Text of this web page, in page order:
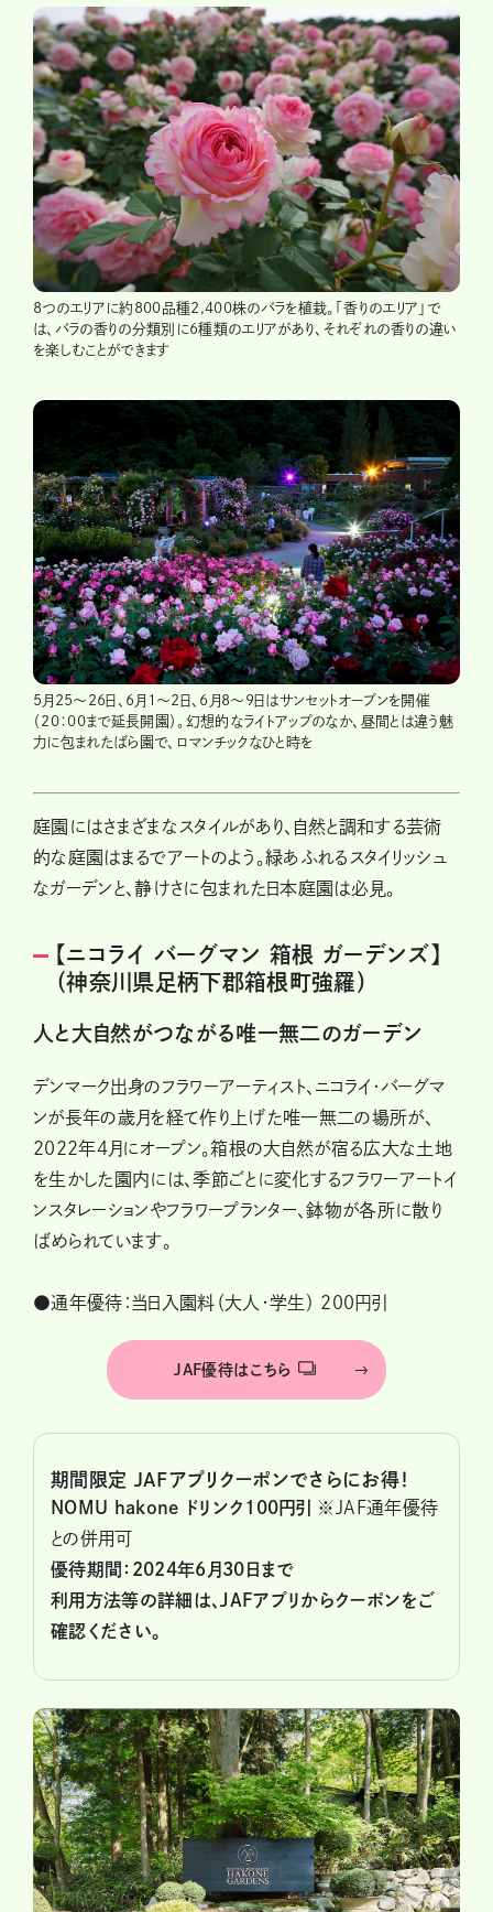
8つのエリアに約800品種2,400株のバラを植栽。「香りのエリア」で
は、バラの香りの分類別に6種類のエリアがあり、それぞれの香りの違い
を楽しむことができます
5月25～26日、6月1～2日、6月8～9日はサンセットオープンを開催
（20：00まで延長開園）。幻想的なライトアップのなか、昼間とは違う魅
力に包まれたばら園で、ロマンチックなひと時を
庭園にはさまざまなスタイルがあり、自然と調和する芸術
的な庭園はまるでアートのよう。緑あふれるスタイリッシュ
なガーデンと、静けさに包まれた日本庭園は必見。
【ニコライ バーグマン 箱根 ガーデンズ】
（神奈川県足柄下郡箱根町強羅）
人と大自然がつながる唯一無二のガーデン
デンマーク出身のフラワーアーティスト、ニコライ・バーグマ
ンが長年の歳月を経て作り上げた唯一無二の場所が、
2022年4月にオープン。箱根の大自然が宿る広大な土地
を生かした園内には、季節ごとに変化するフラワーアートイ
ンスタレーションやフラワープランター、鉢物が各所に散り
ばめられています。
●通年優待：当日入園料（大人・学生） 200円引
JAF優待はこちら
期間限定 JAFアプリクーポンでさらにお得！
NOMU hakone ドリンク100円引 ※JAF通年優待
との併用可
優待期間：2024年6月30日まで
利用方法等の詳細は、JAFアプリからクーポンをご
確認ください。